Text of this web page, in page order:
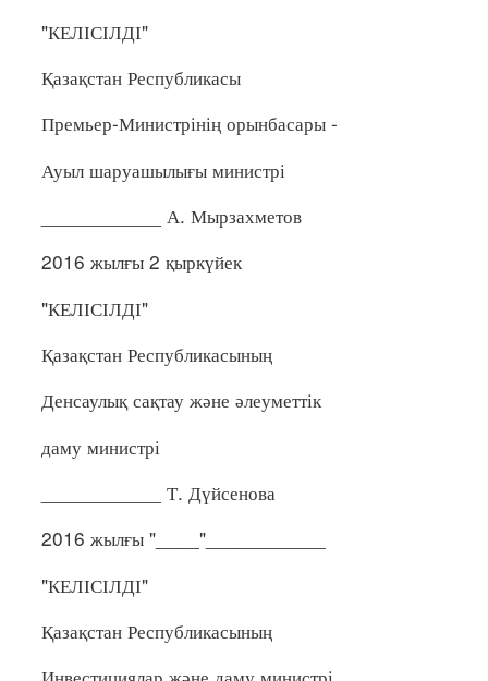
"КЕЛІСІЛДІ"
Қазақстан Республикасы
Премьер-Министрінің орынбасары -
Ауыл шаруашылығы министрі
___________ А. Мырзахметов
2016 жылғы 2 қыркүйек
"КЕЛІСІЛДІ"
Қазақстан Республикасының
Денсаулық сақтау және әлеуметтік
даму министрі
___________ Т. Дүйсенова
2016 жылғы "____"___________
"КЕЛІСІЛДІ"
Қазақстан Республикасының